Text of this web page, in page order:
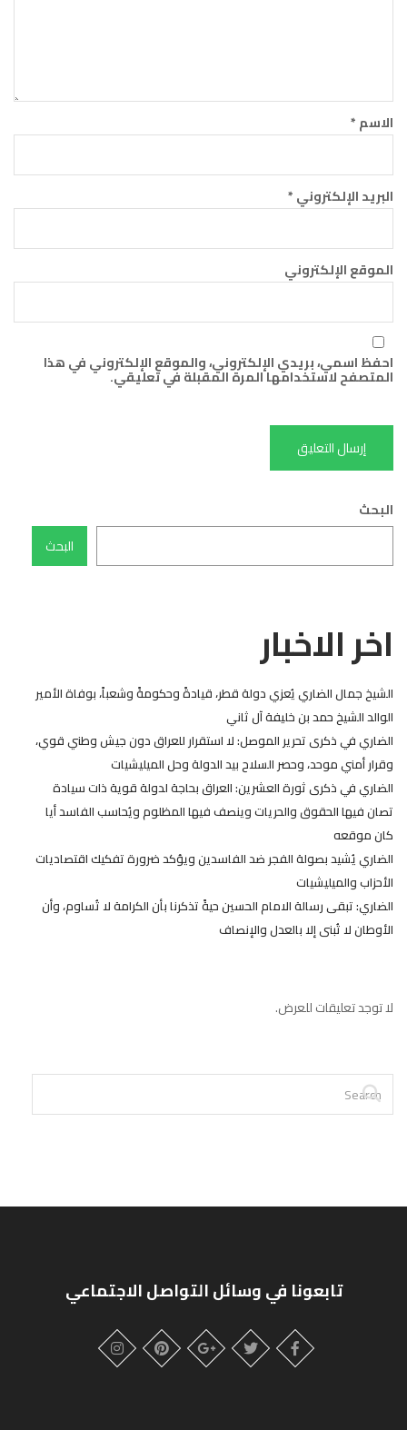
الاسم*
البريد الإلكتروني*
الموقع الإلكتروني
احفظ اسمي، بريدي الإلكتروني، والموقع الإلكتروني في هذا
المتصفح لاستخدامها المرة المقبلة في تعليقي.
البحث
البحث
اخر الاخبار
الشيخ جمال الضاري يُعزي دولة قطر، قيادةً وحكومةً وشعباً، بوفاة الأمير
الوالد الشيخ حمد بن خليفة آل ثاني
الضاري في ذكرى تحرير الموصل: لا استقرار للعراق دون جيش وطني قوي،
وقرار أمني موحد، وحصر السلاح بيد الدولة وحل الميليشيات
الضاري في ذكرى ثورة العشرين: العراق بحاجة لدولة قوية ذات سيادة
تصان فيها الحقوق والحريات وينصف فيها المظلوم ويُحاسب الفاسد أيا
كان موقعه
الضاري يُشيد بصولة الفجر ضد الفاسدين ويؤكد ضرورة تفكيك اقتصاديات
الأحزاب والميليشيات
الضاري: تبقى رسالة الامام الحسين حيةً تذكرنا بأن الكرامة لا تُساوم، وأن
الأوطان لا تُبنى إلا بالعدل والإنصاف
لا توجد تعليقات للعرض.
تابعونا في وسائل التواصل الاجتماعي